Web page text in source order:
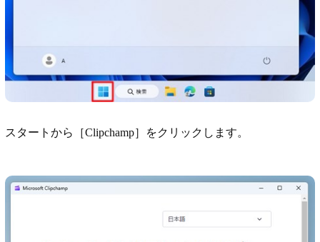
スタートから［Clipchamp］をクリックします。